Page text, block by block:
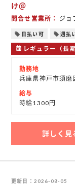
け＠
問合せ営業所 ジョ
日払い可 週払
レギュラー（長
勤務地
兵庫県神戸市須
給与
時給1300円
詳しく見
更新日 2026-08-05